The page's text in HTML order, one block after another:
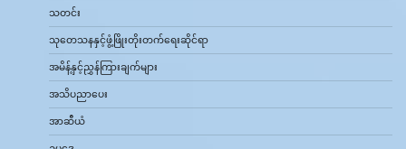
သတင်း
သုတေသနနှင့်ဖွံ့ဖြိုးတိုးတက်ရေးဆိုင်ရာ
အမိန့်နှင့်ညွှန်ကြားချက်များ
အသိပညာပေး
အာဆီယံ